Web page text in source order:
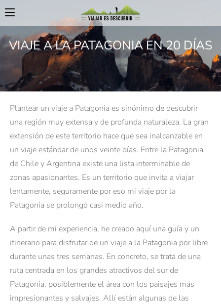
VIAJE A LA PATAGONIA EN 20 DÍAS
Plantear un viaje a Patagonia es sinónimo de descubrir
una región muy extensa y de profunda naturaleza. La gran
extensión de este territorio hace que sea inalcanzable en
un viaje estándar de unos veinte días. Entre la Patagonia
de Chile y Argentina existe una lista interminable de
zonas apasionantes. Es un territorio que invita a viajar
lentamente, seguramente por eso mi viaje por la
Patagonia se prolongó casi medio año.
A partir de mi experiencia, he creado aquí una guía y un
itinerario para disfrutar de un viaje a la Patagonia por libre
durante unas tres semanas. En concreto, se trata de una
ruta centrada en los grandes atractivos del sur de
Patagonia, posiblemente el área con los paisajes más
impresionantes y salvajes. Allí están algunas de las